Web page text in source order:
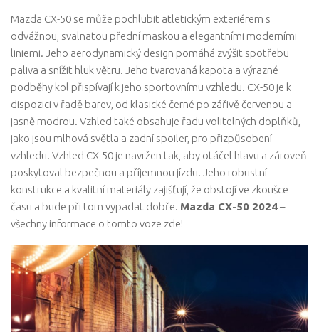
Mazda CX-50 se může pochlubit atletickým exteriérem s
odvážnou, svalnatou přední maskou a elegantními moderními
liniemi. Jeho aerodynamický design pomáhá zvýšit spotřebu
paliva a snížit hluk větru. Jeho tvarovaná kapota a výrazné
podběhy kol přispívají k jeho sportovnímu vzhledu. CX-50 je k
dispozici v řadě barev, od klasické černé po zářivě červenou a
jasně modrou. Vzhled také obsahuje řadu volitelných doplňků,
jako jsou mlhová světla a zadní spoiler, pro přizpůsobení
vzhledu. Vzhled CX-50 je navržen tak, aby otáčel hlavu a zároveň
poskytoval bezpečnou a příjemnou jízdu. Jeho robustní
konstrukce a kvalitní materiály zajišťují, že obstojí ve zkoušce
času a bude při tom vypadat dobře. Mazda CX-50 2024–
všechny informace o tomto voze zde!